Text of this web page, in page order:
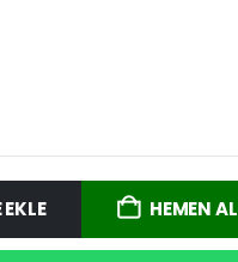
EKLE HEMEN AL